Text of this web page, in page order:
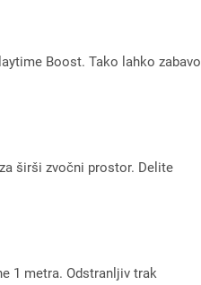
Boost. Tako lahko zabavo
širši zvočni prostor. Delite
1 metra. Odstranljiv trak